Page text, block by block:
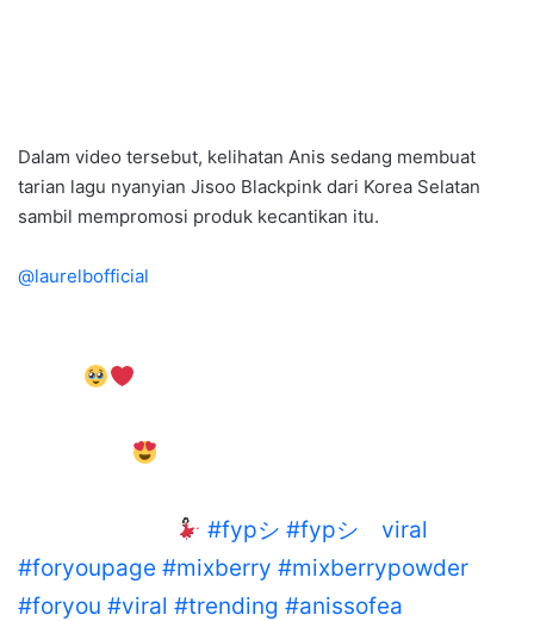
Dalam video tersebut, kelihatan Anis sedang membuat
tarian lagu nyanyian Jisoo Blackpink dari Korea Selatan
sambil mempromosi produk kecantikan itu.
@laurelbofficial
#fypシ #fypシ゚viral
#foryoupage #mixberry #mixberrypowder
#foryou #viral #trending #anissofea